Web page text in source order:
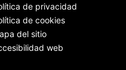
de privacidad
de cookies
del sitio
web